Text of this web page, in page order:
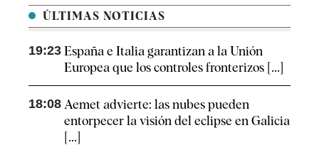
ÚLTIMAS NOTICIAS
19:23 España e Italia garantizan a la Unión
Europea que los controles fronterizos [...]
18:08 Aemet advierte: las nubes pueden
entorpecer la visión del eclipse en Galicia
[...]